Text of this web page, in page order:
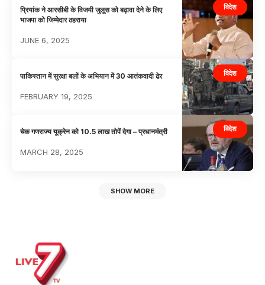
विदेश
प्रियांक ने आरसीबी के विजयी जुलूस को बढ़ावा देने के लिए
भाजपा को जिम्मेदार ठहराया
JUNE 6, 2025
विदेश
पाकिस्तान में सुरक्षा बलों के अभियान में 30 आतंकवादी ढेर
FEBRUARY 19, 2025
विदेश
चेक गणराज्य यूक्रेन को 10.5 लाख तोपें देगा – प्रधानमंत्री
MARCH 28, 2025
SHOW MORE